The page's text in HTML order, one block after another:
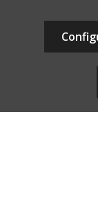
+34 938 052 678
08700 -